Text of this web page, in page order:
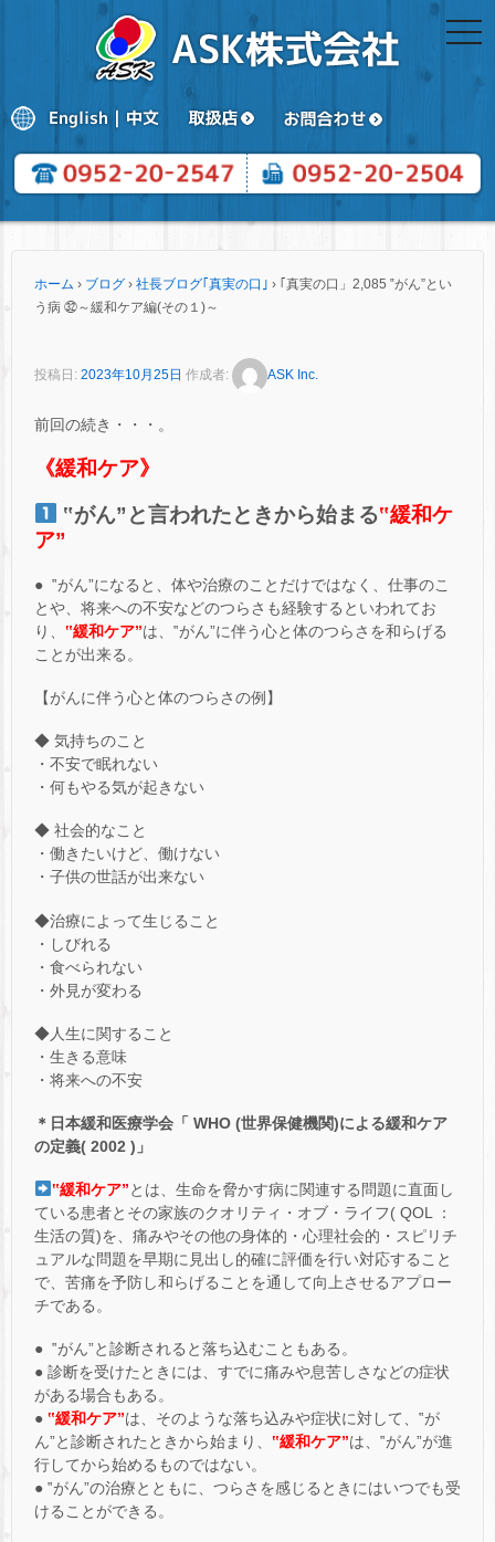
ホーム › ブログ › 社長ブログ｢真実の口｣ › ｢真実の口」2,085 ‟がん”とい
う病 ㉜～緩和ケア編(その１)～
投稿日: 2023年10月25日 作成者: ASK Inc.
前回の続き・・・。
《緩和ケア》
‟がん”と言われたときから始まる‟緩和ケ
ア”
● ‟がん”になると、体や治療のことだけではなく、仕事のこ
とや、将来への不安などのつらさも経験するといわれてお
り、 ‟緩和ケア”は、‟がん”に伴う心と体のつらさを和らげる
ことが出来る。
【がんに伴う心と体のつらさの例】
◆ 気持ちのこと
・不安で眠れない
・何もやる気が起きない
◆ 社会的なこと
・働きたいけど、働けない
・子供の世話が出来ない
◆治療によって生じること
・しびれる
・食べられない
・外見が変わる
◆人生に関すること
・生きる意味
・将来への不安
＊日本緩和医療学会「 WHO (世界保健機関)による緩和ケア
の定義( 2002 )」
‟緩和ケア”とは、生命を脅かす病に関連する問題に直面し
ている患者とその家族のクオリティ・オブ・ライフ( QOL ：
生活の質)を、痛みやその他の身体的・心理社会的・スピリチ
ュアルな問題を早期に見出し的確に評価を行い対応すること
で、苦痛を予防し和らげることを通して向上させるアプロー
チである。
● ‟がん”と診断されると落ち込むこともある。
● 診断を受けたときには、すでに痛みや息苦しさなどの症状
がある場合もある。
● ‟緩和ケア”は、そのような落ち込みや症状に対して、‟が
ん”と診断されたときから始まり、 ‟緩和ケア”は、‟がん”が進
行してから始めるものではない。
● ‟がん”の治療とともに、つらさを感じるときにはいつでも受
けることができる。